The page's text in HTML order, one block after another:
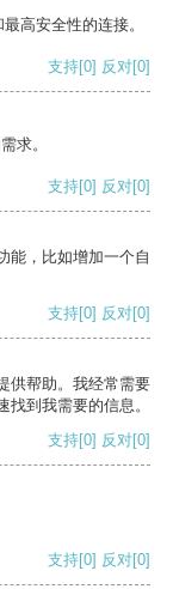
高安全性的连接。
支持[0] 反对[0]
求。
支持[0] 反对[0]
能，比如增加一个自
支持[0] 反对[0]
供帮助。我经常需要
到我需要的信息。
支持[0] 反对[0]
支持[0] 反对[0]